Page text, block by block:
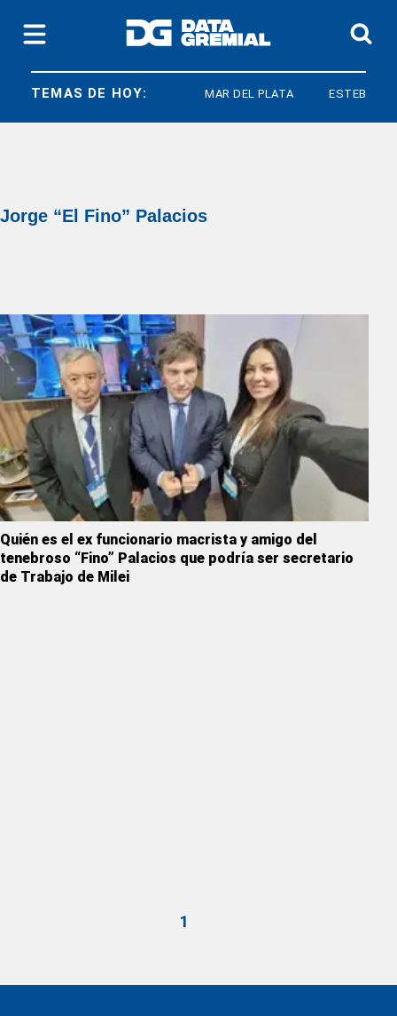
TEMAS DE HOY: MAR DEL PLATA ESTEBAN
Jorge “El Fino” Palacios
Quién es el ex funcionario macrista y amigo del
tenebroso “Fino” Palacios que podría ser secretario
de Trabajo de Milei
1